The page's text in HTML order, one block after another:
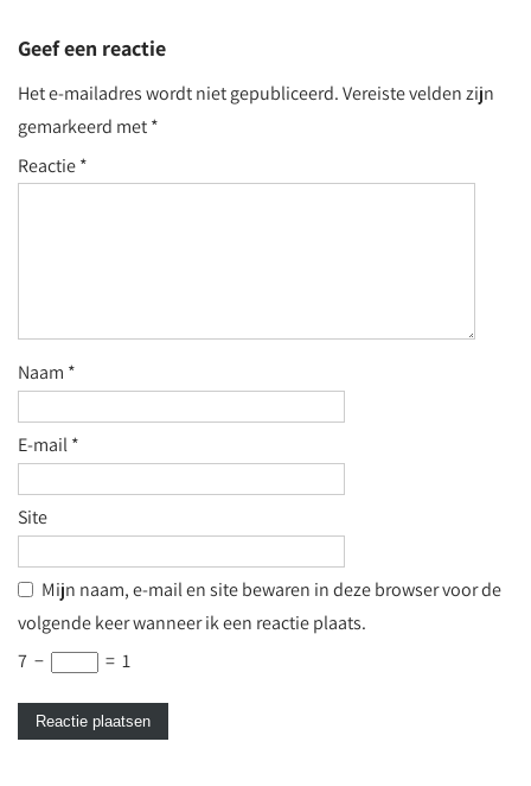
Geef een reactie
Het e-mailadres wordt niet gepubliceerd.Vereiste velden zijn
gemarkeerd met*
Reactie*
Naam *
E-mail*
Site
Mijn naam, e-mail en site bewaren in deze browser voor de
volgende keer wanneer ik een reactie plaats.
7 − = 1